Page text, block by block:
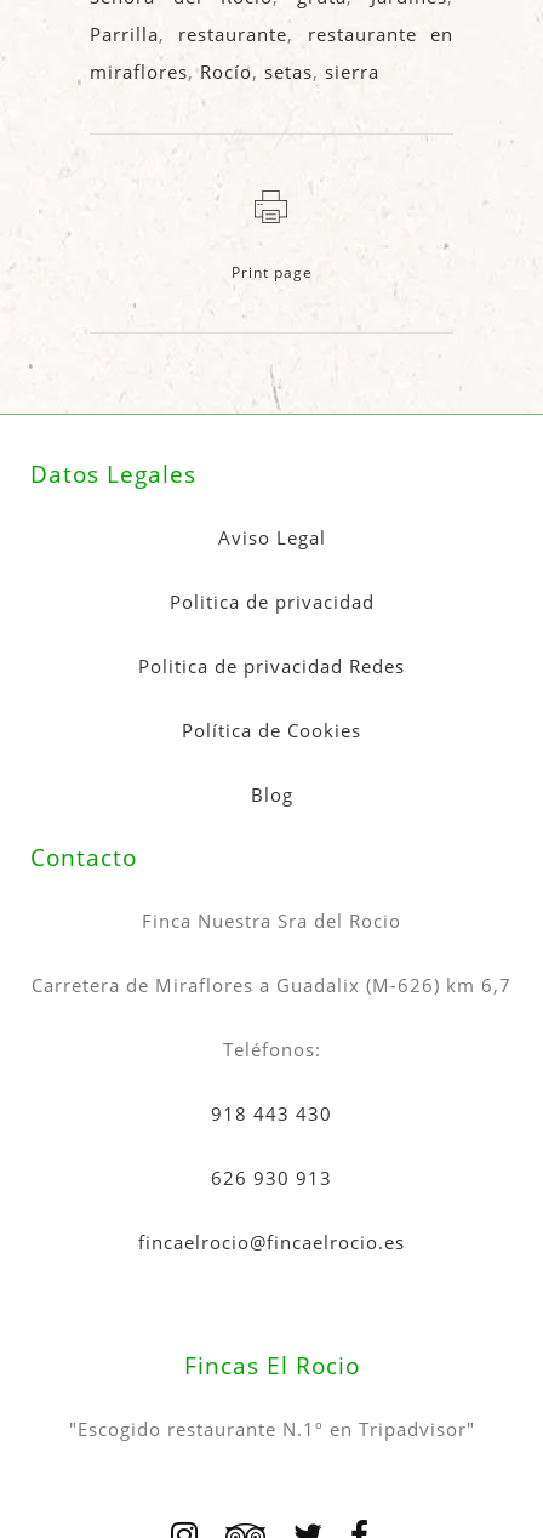
Parrilla, restaurante, restaurante en
miraflores,Rocío, setas, sierra
Print page
Datos Legales
Aviso Legal
Politica de privacidad
Politica de privacidad Redes
Política de Cookies
Blog
Contacto
Finca Nuestra Sra del Rocio
Carretera de Miraflores a Guadalix (M-626) km 6,7
Teléfonos:
918 443 430
626 930 913
fincaelrocio@fincaelrocio.es
Fincas El Rocio
"Escogido restaurante N.1º en Tripadvisor"